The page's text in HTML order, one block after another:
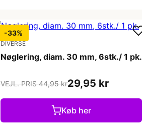
-33%
DIVERSE
Nøglering, diam. 30 mm, 6stk./ 1 pk.
VEJL. PRIS 44,95 kr29,95 kr
Køb her